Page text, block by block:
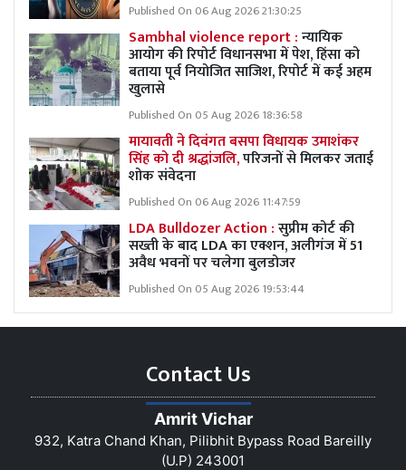
Published On 06 Aug 2026 21:30:25
Sambhal violence report :न्यायिक
आयोग की रिपोर्ट विधानसभा में पेश, हिंसा को
बताया पूर्व नियोजित साजिश, रिपोर्ट में कई अहम
खुलासे
Published On 05 Aug 2026 18:36:58
मायावती ने दिवंगत बसपा विधायक उमाशंकर
सिंह को दी श्रद्धांजलि,परिजनों से मिलकर जताई
शोक संवेदना
Published On 06 Aug 2026 11:47:59
LDA Bulldozer Action :सुप्रीम कोर्ट की
सख्ती के बाद LDA का एक्शन, अलीगंज में 51
अवैध भवनों पर चलेगा बुलडोजर
Published On 05 Aug 2026 19:53:44
Contact Us
Amrit Vichar
932, Katra Chand Khan, Pilibhit Bypass Road Bareilly
(U.P) 243001